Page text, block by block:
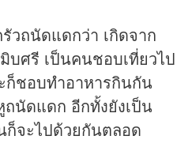
วถนัดแดกว่า เกิดจาก
บศรี เป็นคนชอบเที่ยวไป
ชอบทำอาหารกินกัน
นัดแดก อีกทั้งยังเป็น
ก็จะไปด้วยกันตลอด